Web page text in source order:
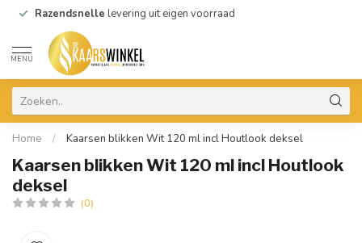
Razendsnelle levering uit eigen voorraad
MENU
Home / Kaarsen blikken Wit 120 ml incl Houtlook deksel
Kaarsen blikken Wit 120 ml incl Houtlook
deksel
(0)